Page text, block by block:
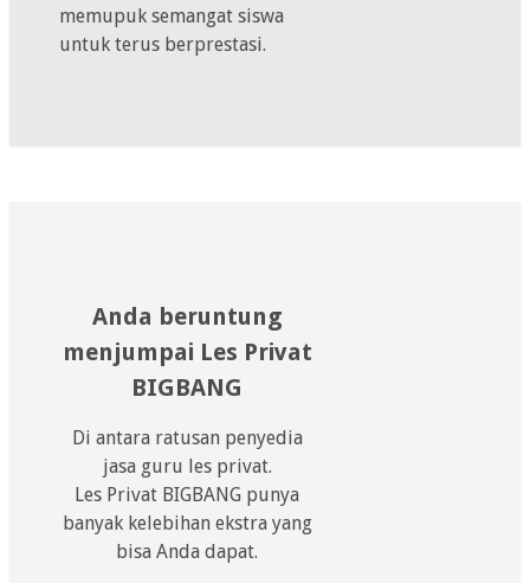
memupuk semangat siswa
untuk terus berprestasi.
Anda beruntung
menjumpai Les Privat
BIGBANG
Di antara ratusan penyedia
jasa guru les privat.
Les Privat BIGBANG punya
banyak kelebihan ekstra yang
bisa Anda dapat.